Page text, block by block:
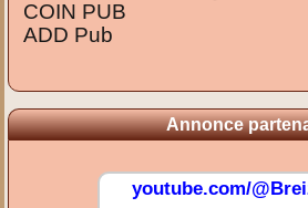
COIN PUB
ADD Pub
Annonce
youtube.com/